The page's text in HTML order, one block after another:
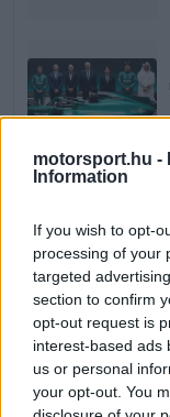
motorsport.hu -
Information
If you wish to opt-
processing of your
targeted
section to confirm
opt-out request is
interest-based ads
us or personal
your opt-out. You